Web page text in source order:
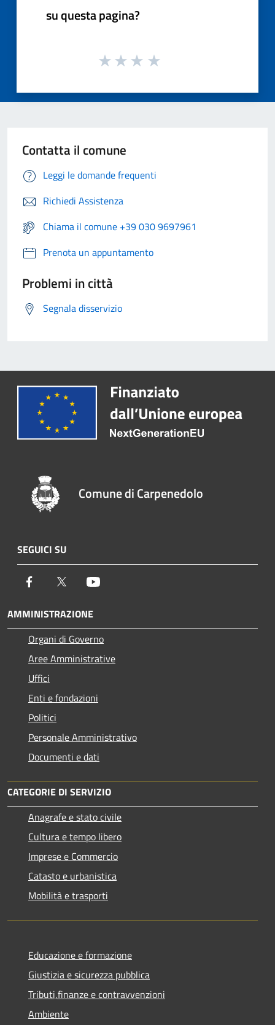
su questa pagina?
Contatta il comune
Leggi le domande frequenti
Richiedi Assistenza
Chiama il comune +39 030 9697961
Prenota un appuntamento
Problemi in città
Segnala disservizio
Comune di Carpenedolo
SEGUICI SU
Facebook Twitter
AMMINISTRAZIONE
Organi di Governo
Aree Amministrative
Uffici
Enti e fondazioni
Politici
Personale Amministrativo
Documenti e dati
CATEGORIE DI SERVIZIO
Anagrafe e stato civile
Cultura e tempo libero
Imprese e Commercio
Catasto e urbanistica
Mobilità e trasporti
Educazione e formazione
Giustizia e sicurezza pubblica
Tributi,finanze e contravvenzioni
Ambiente